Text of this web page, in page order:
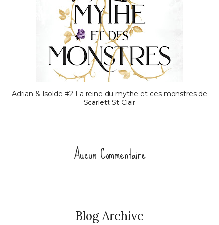
Adrian & Isolde #2 La reine du mythe et des monstres de
Scarlett St Clair
Aucun Commentaire
Blog Archive